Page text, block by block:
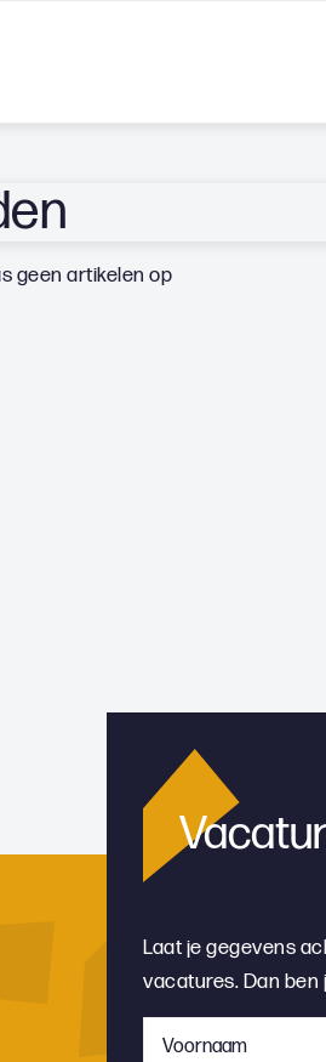
geen artikelen op
Laat je gegevens
vacatures. Dan ben
Voornaam